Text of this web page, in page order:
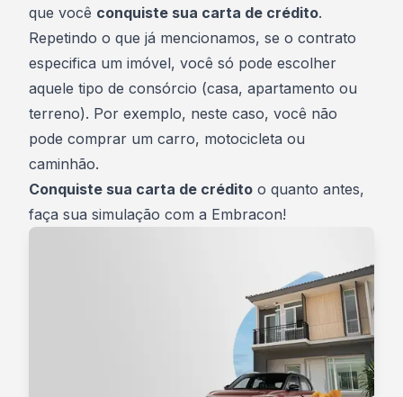
que você conquiste sua carta de crédito.
Repetindo o que já mencionamos, se o contrato
especifica um imóvel, você só pode escolher
aquele tipo de consórcio (casa, apartamento ou
terreno). Por exemplo, neste caso, você não
pode comprar um carro, motocicleta ou
caminhão.
Conquiste sua carta de crédito o quanto antes,
faça sua simulação com a Embracon!